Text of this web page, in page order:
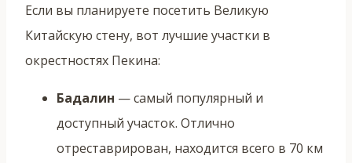
Если вы планируете посетить Великую
Китайскую стену, вот лучшие участки в
окрестностях Пекина:
Бадалин — самый популярный и
доступный участок. Отлично
отреставрирован, находится всего в 70 км